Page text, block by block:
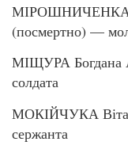
МІРОШНИЧЕНКА
(посмертно) —
МІЩУРА Богдана
солдата
МОКІЙЧУКА
сержанта